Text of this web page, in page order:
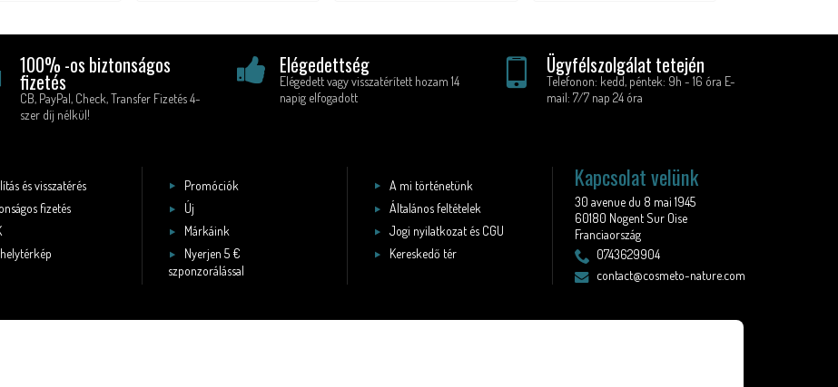
100% -os biztonságos
fizetés
CB, PayPal, Check, Transfer Fizetés 4-
szer díj nélkül!
Elégedettség
Elégedett vagy visszatérített hozam 14
napig elfogadott
Ügyfélszolgálat tetején
Telefonon: kedd, péntek: 9h - 16 óra E-
mail: 7/7 nap 24 óra
és visszatérés
fizetés
Promóciók
Új
Márkáink
Nyerjen 5 €
szponzorálással
A mi történetünk
Általános feltételek
Jogi nyilatkozat és CGU
Kereskedő tér
Kapcsolat velünk
30 avenue du 8 mai 1945
60180 Nogent Sur Oise
Franciaország
0743629904
contact@cosmeto-nature.com